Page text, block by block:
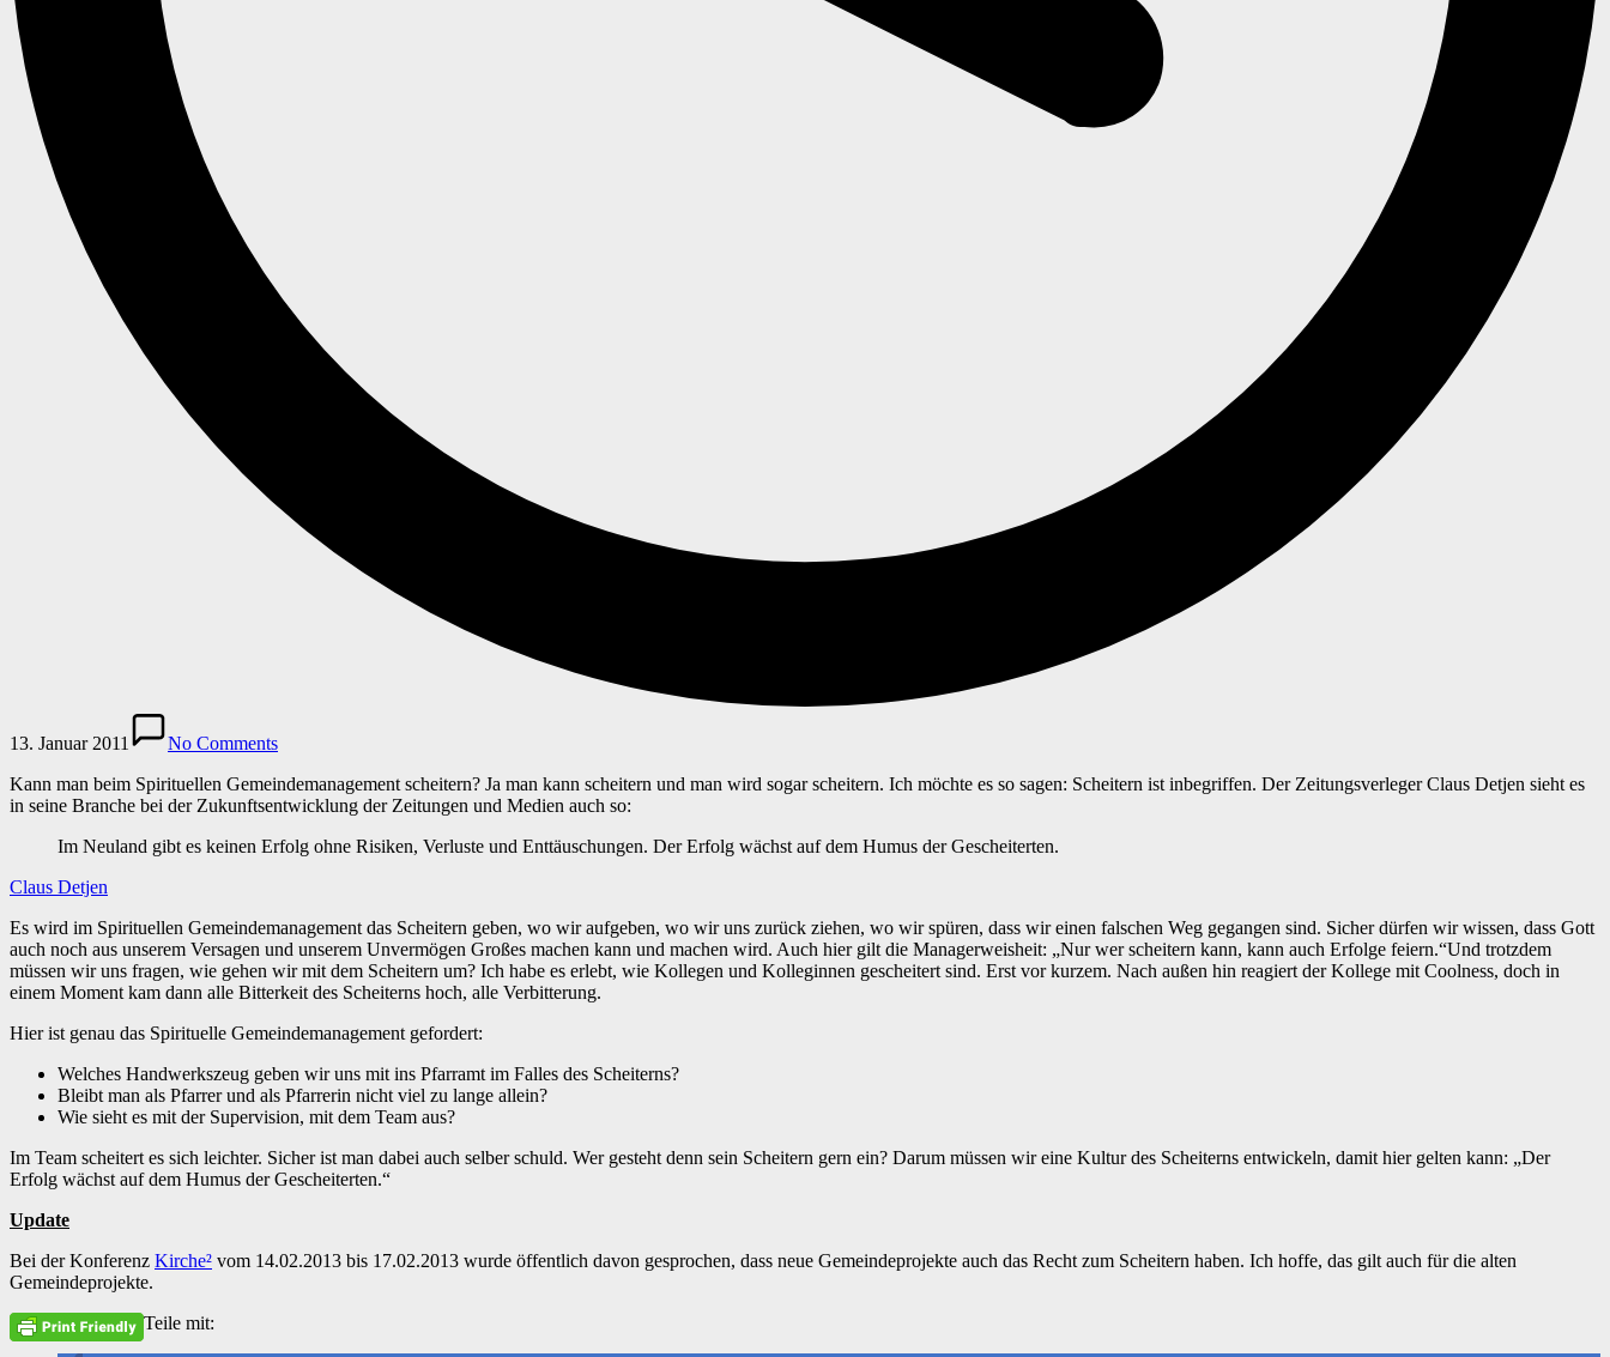
13. Januar 2011
No Comments
Kann man beim Spirituellen Gemeindemanagement scheitern? Ja man kann scheitern und man wird sogar scheitern. Ich möchte es so sagen: Scheitern ist inbegriffen. Der Zeitungsverleger Claus Detjen sieht es
in seine Branche bei der Zukunftsentwicklung der Zeitungen und Medien auch so:
Im Neuland gibt es keinen Erfolg ohne Risiken, Verluste und Enttäuschungen. Der Erfolg wächst auf dem Humus der Gescheiterten.
Claus Detjen
Es wird im Spirituellen Gemeindemanagement das Scheitern geben, wo wir aufgeben, wo wir uns zurück ziehen, wo wir spüren, dass wir einen falschen Weg gegangen sind. Sicher dürfen wir wissen, dass Gott
auch noch aus unserem Versagen und unserem Unvermögen Großes machen kann und machen wird. Auch hier gilt die Managerweisheit: „Nur wer scheitern kann, kann auch Erfolge feiern.“Und trotzdem
müssen wir uns fragen, wie gehen wir mit dem Scheitern um? Ich habe es erlebt, wie Kollegen und Kolleginnen gescheitert sind. Erst vor kurzem. Nach außen hin reagiert der Kollege mit Coolness, doch in
einem Moment kam dann alle Bitterkeit des Scheiterns hoch, alle Verbitterung.
Hier ist genau das Spirituelle Gemeindemanagement gefordert:
Welches Handwerkszeug geben wir uns mit ins Pfarramt im Falles des Scheiterns?
Bleibt man als Pfarrer und als Pfarrerin nicht viel zu lange allein?
Wie sieht es mit der Supervision, mit dem Team aus?
Im Team scheitert es sich leichter. Sicher ist man dabei auch selber schuld. Wer gesteht denn sein Scheitern gern ein? Darum müssen wir eine Kultur des Scheiterns entwickeln, damit hier gelten kann: „Der
Erfolg wächst auf dem Humus der Gescheiterten.“
Update
Bei der Konferenz Kirche² vom 14.02.2013 bis 17.02.2013 wurde öffentlich davon gesprochen, dass neue Gemeindeprojekte auch das Recht zum Scheitern haben. Ich hoffe, das gilt auch für die alten
Gemeindeprojekte.
Teile mit: